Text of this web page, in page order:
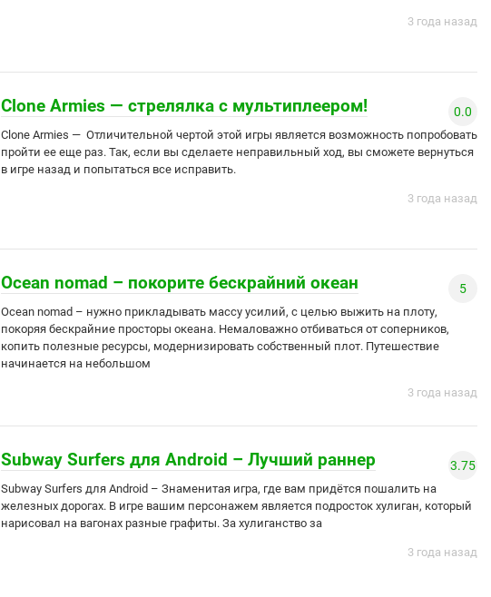
3 года назад
Clone Armies — стрелялка с мультиплеером! 0.0
Clone Armies — Отличительной чертой этой игры является возможность попробовать
пройти ее еще раз. Так, если вы сделаете неправильный ход, вы сможете вернуться
в игре назад и попытаться все исправить.
3 года назад
Ocean nomad – покорите бескрайний океан 5
Ocean nomad – нужно прикладывать массу усилий, с целью выжить на плоту,
покоряя бескрайние просторы океана. Немаловажно отбиваться от соперников,
копить полезные ресурсы, модернизировать собственный плот. Путешествие
начинается на небольшом
3 года назад
Subway Surfers для Android – Лучший раннер 3.75
Subway Surfers для Android – Знаменитая игра, где вам придётся пошалить на
железных дорогах. В игре вашим персонажем является подросток хулиган, который
нарисовал на вагонах разные графиты. За хулиганство за
3 года назад